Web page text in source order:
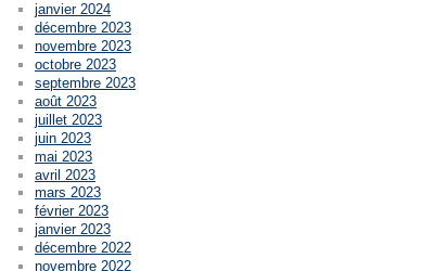
janvier 2024
décembre 2023
novembre 2023
octobre 2023
septembre 2023
août 2023
juillet 2023
juin 2023
mai 2023
avril 2023
mars 2023
février 2023
janvier 2023
décembre 2022
novembre 2022